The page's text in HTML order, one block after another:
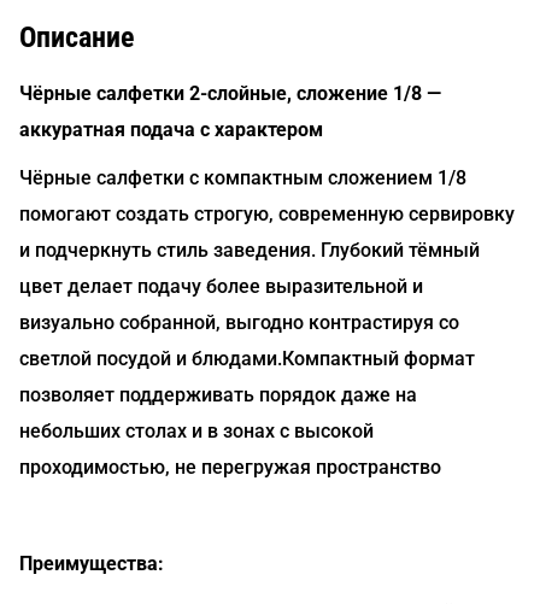
Описание
Чёрные салфетки 2-слойные, сложение 1/8 —
аккуратная подача с характером
Чёрные салфетки с компактным сложением 1/8
помогают создать строгую, современную сервировку
и подчеркнуть стиль заведения. Глубокий тёмный
цвет делает подачу более выразительной и
визуально собранной, выгодно контрастируя со
светлой посудой и блюдами.Компактный формат
позволяет поддерживать порядок даже на
небольших столах и в зонах с высокой
проходимостью, не перегружая пространство
Преимущества: